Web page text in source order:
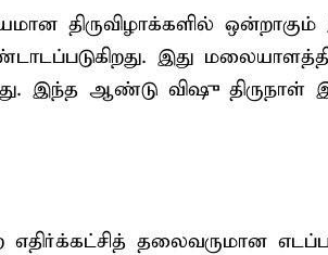
திருவிழாக்களில் ஒன்றாகும்
இது
இந்த ஆண்டு விஷு திருநாள்
தலைவருமான